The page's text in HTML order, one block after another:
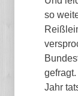
so
Jahr